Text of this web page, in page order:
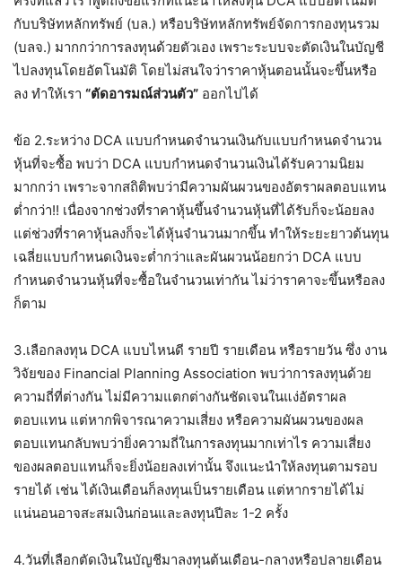
กับบริษัทหลักทรัพย์ (บล.) หรือบริษัทหลักทรัพย์จัดการกองทุนรวม
(บลจ.) มากกว่าการลงทุนด้วยตัวเอง เพราะระบบจะตัดเงินในบัญชี
ไปลงทุนโดยอัตโนมัติ โดยไม่สนใจว่าราคาหุ้นตอนนั้นจะขึ้นหรือ
ลง ทำให้เรา “ตัดอารมณ์ส่วนตัว” ออกไปได้
ข้อ 2.ระหว่าง DCA แบบกำหนดจำนวนเงินกับแบบกำหนดจำนวน
หุ้นที่จะซื้อ พบว่า DCA แบบกำหนดจำนวนเงินได้รับความนิยม
มากกว่า เพราะจากสถิติพบว่ามีความผันผวนของอัตราผลตอบแทน
ต่ำกว่า!! เนื่องจากช่วงที่ราคาหุ้นขึ้นจำนวนหุ้นที่ได้รับก็จะน้อยลง
แต่ช่วงที่ราคาหุ้นลงก็จะได้หุ้นจำนวนมากขึ้น ทำให้ระยะยาวต้นทุน
เฉลี่ยแบบกำหนดเงินจะต่ำกว่าและผันผวนน้อยกว่า DCA แบบ
กำหนดจำนวนหุ้นที่จะซื้อในจำนวนเท่ากัน ไม่ว่าราคาจะขึ้นหรือลง
ก็ตาม
3.เลือกลงทุน DCA แบบไหนดี รายปี รายเดือน หรือรายวัน ซึ่ง งาน
วิจัยของ Financial Planning Association พบว่าการลงทุนด้วย
ความถี่ที่ต่างกัน ไม่มีความแตกต่างกันชัดเจนในแง่อัตราผล
ตอบแทน แต่หากพิจารณาความเสี่ยง หรือความผันผวนของผล
ตอบแทนกลับพบว่ายิ่งความถี่ในการลงทุนมากเท่าไร ความเสี่ยง
ของผลตอบแทนก็จะยิ่งน้อยลงเท่านั้น จึงแนะนำให้ลงทุนตามรอบ
รายได้ เช่น ได้เงินเดือนก็ลงทุนเป็นรายเดือน แต่หากรายได้ไม่
แน่นอนอาจสะสมเงินก่อนและลงทุนปีละ 1-2 ครั้ง
4.วันที่เลือกตัดเงินในบัญชีมาลงทุนต้นเดือน-กลางหรือปลายเดือน